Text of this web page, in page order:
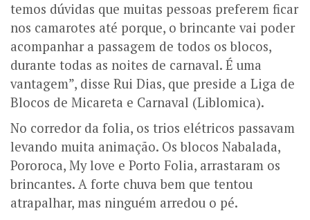
temos dúvidas que muitas pessoas preferem ficar
nos camarotes até porque, o brincante vai poder
acompanhar a passagem de todos os blocos,
durante todas as noites de carnaval. É uma
vantagem”, disse Rui Dias, que preside a Liga de
Blocos de Micareta e Carnaval (Liblomica).
No corredor da folia, os trios elétricos passavam
levando muita animação. Os blocos Nabalada,
Pororoca, My love e Porto Folia, arrastaram os
brincantes. A forte chuva bem que tentou
atrapalhar, mas ninguém arredou o pé.